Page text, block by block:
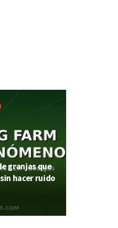
granjas que
hacer ruido